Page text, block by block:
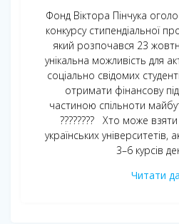
Фонд Віктора Пінчука
конкурсу стипендіальної
який розпочався 23
унікальна можливість для
соціально свідомих
отримати фінансову
частиною спільноти
???????? Хто може
українських університетів,
3–6 курсів
Читати